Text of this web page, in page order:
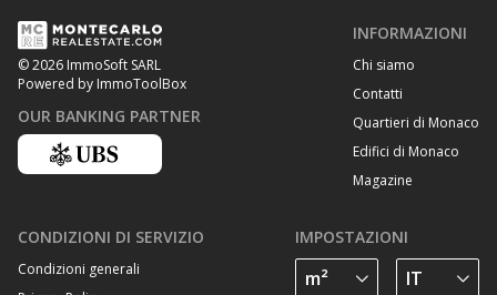
© 2026 ImmoSoft SARL
Powered by ImmoToolBox
OUR BANKING PARTNER
INFORMAZIONI
Chi siamo
Contatti
Quartieri di Monaco
Edifici di Monaco
Magazine
CONDIZIONI DI SERVIZIO
Condizioni generali
IMPOSTAZIONI